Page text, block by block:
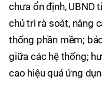
chưa ổn định, UBND
chủ trì rà soát, nâng
thống phần mềm;
giữa các hệ thống;
cao hiệu quả ứng